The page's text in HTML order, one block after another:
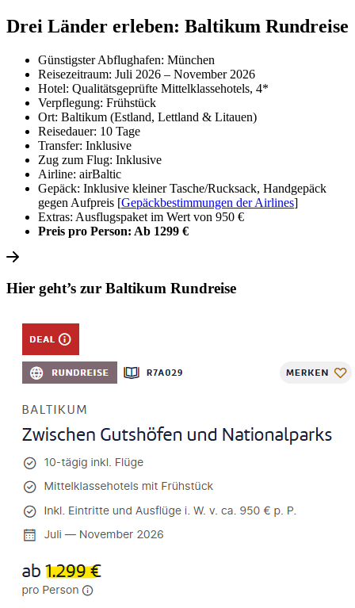
Drei Länder erleben: Baltikum Rundreise
Günstigster Abflughafen: München
Reisezeitraum: Juli 2026 – November 2026
Hotel: Qualitätsgeprüfte Mittelklassehotels, 4*
Verpflegung: Frühstück
Ort: Baltikum (Estland, Lettland & Litauen)
Reisedauer: 10 Tage
Transfer: Inklusive
Zug zum Flug: Inklusive
Airline: airBaltic
Gepäck: Inklusive kleiner Tasche/Rucksack, Handgepäck
gegen Aufpreis [Gepäckbestimmungen der Airlines]
Extras: Ausflugspaket im Wert von 950 €
Preis pro Person: Ab 1299 €
Hier geht’s zur Baltikum Rundreise